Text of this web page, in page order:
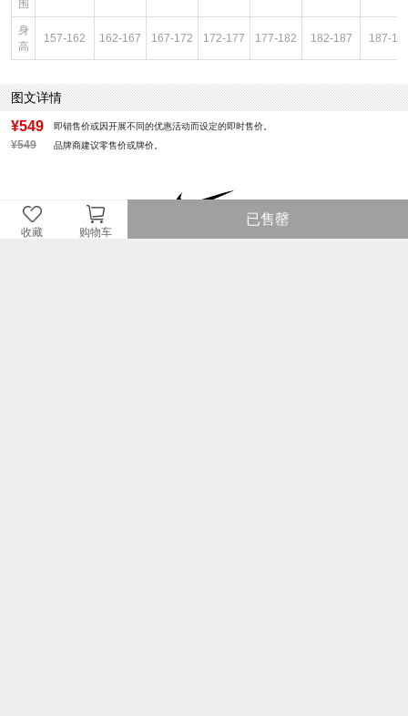
收藏 购物车
已售罄
围
身
高
157-162 162-167 167-172 172-177 177-182 182-187 187-
图文详情
¥549 即销售价或因开展不同的优惠活动而设定的即时售价。
¥549 品牌商建议零售价或牌价。